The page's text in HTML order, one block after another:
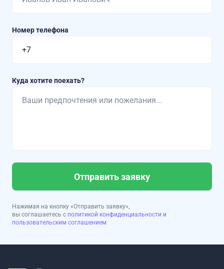
Номер телефона
Куда хотите поехать?
Отправить заявку
Нажимая на кнопку «Отправить заявку»,
вы соглашаетесь с политикой конфиденциальности и
пользовательским соглашением